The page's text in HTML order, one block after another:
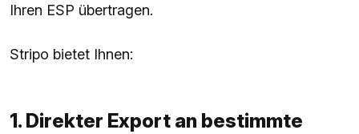
Ihren ESP übertragen.
Stripo bietet Ihnen:
1. Direkter Export an bestimmte